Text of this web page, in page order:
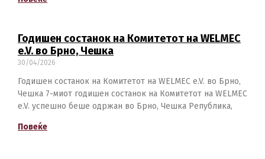
Годишен состанок на Комитетот на WELMEC
e.V. во Брно, Чешка
30/04/2026
Годишен состанок на Комитетот на WELMEC e.V. во Брно,
Чешка 7-миот годишен состанок на Комитетот на WELMEC
e.V. успешно беше одржан во Брно, Чешка Република,
Повеќе
English